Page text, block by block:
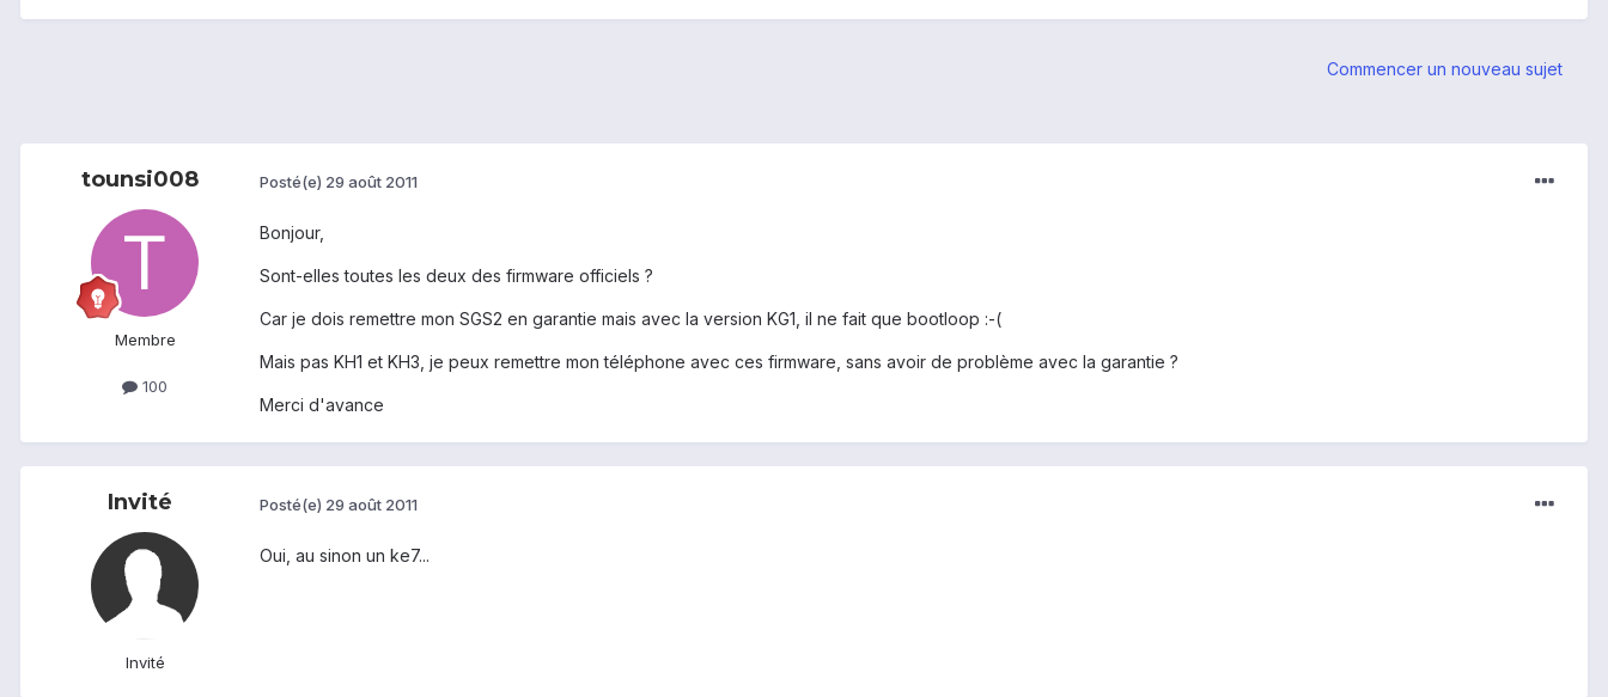
Commencer un nouveau sujet
tounsi008
Membre
100
Posté(e) 29 août 2011
Bonjour,
Sont-elles toutes les deux des firmware officiels ?
Car je dois remettre mon SGS2 en garantie mais avec la version KG1, il ne fait que bootloop :-(
Mais pas KH1 et KH3, je peux remettre mon téléphone avec ces firmware, sans avoir de problème avec la garantie ?
Merci d'avance
Invité
Invité
Posté(e) 29 août 2011
Oui, au sinon un ke7...